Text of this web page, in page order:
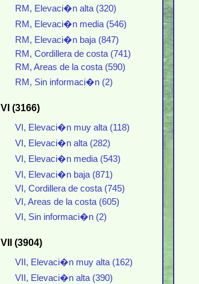
RM, Elevaci�n alta (320)
RM, Elevaci�n media (546)
RM, Elevaci�n baja (847)
RM, Cordillera de costa (741)
RM, Areas de la costa (590)
RM, Sin informaci�n (2)
VI (3166)
VI, Elevaci�n muy alta (118)
VI, Elevaci�n alta (282)
VI, Elevaci�n media (543)
VI, Elevaci�n baja (871)
VI, Cordillera de costa (745)
VI, Areas de la costa (605)
VI, Sin informaci�n (2)
VII (3904)
VII, Elevaci�n muy alta (162)
VII, Elevaci�n alta (390)